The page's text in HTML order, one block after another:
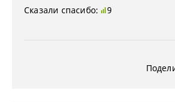
Сказали спасибо: 9